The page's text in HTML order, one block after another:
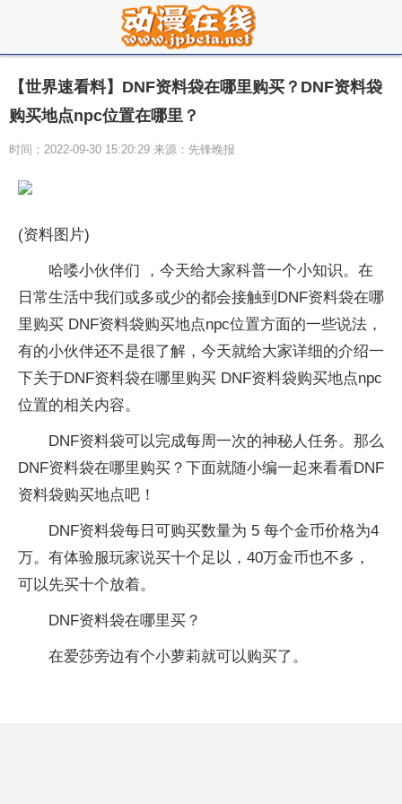
【世界速看料】DNF资料袋在哪里购买？DNF资料袋
购买地点npc位置在哪里？
时间：2022-09-30 15:20:29 来源：先锋晚报
(资料图片)
哈喽小伙伴们 ，今天给大家科普一个小知识。在
日常生活中我们或多或少的都会接触到DNF资料袋在哪
里购买 DNF资料袋购买地点npc位置方面的一些说法，
有的小伙伴还不是很了解，今天就给大家详细的介绍一
下关于DNF资料袋在哪里购买 DNF资料袋购买地点npc
位置的相关内容。
DNF资料袋可以完成每周一次的神秘人任务。那么
DNF资料袋在哪里购买？下面就随小编一起来看看DNF
资料袋购买地点吧！
DNF资料袋每日可购买数量为 5 每个金币价格为4
万。有体验服玩家说买十个足以，40万金币也不多，
可以先买十个放着。
DNF资料袋在哪里买？
在爱莎旁边有个小萝莉就可以购买了。